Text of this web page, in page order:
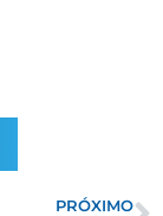
PRÓXIMO